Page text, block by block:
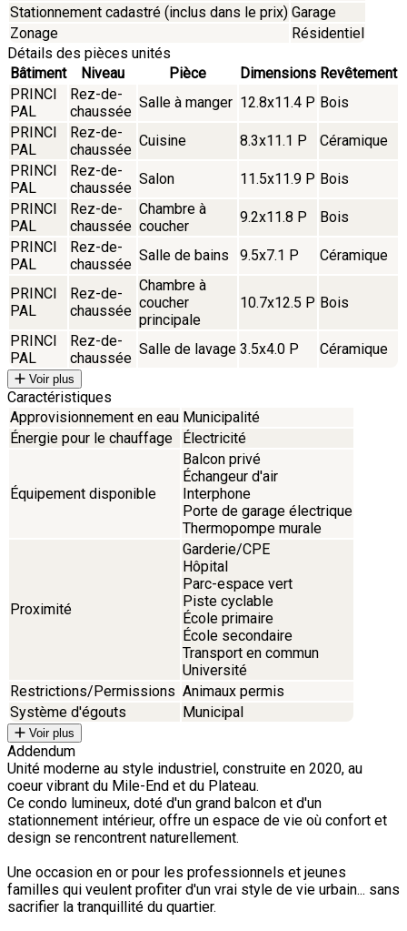
Stationnement cadastré (inclus dans le prix) Garage
Zonage
Résidentiel
Détails des pièces unités
Bâtiment
Niveau Pièce Dimensions Revêtement
PRINCI
PAL
Rez-de-
chaussée
Salle à manger 12.8x11.4 P Bois
PRINCI
PAL
Rez-de-
chaussée
Cuisine 8.3x11.1 P
Céramique
PRINCI
PAL
Rez-de-
chaussée
Salon 11.5x11.9 P Bois
PRINCI
PAL
Rez-de-
chaussée
Chambre à
coucher
9.2x11.8 P
Bois
PRINCI
PAL
Rez-de-
chaussée
Salle de bains 9.5x7.1 P Céramique
PRINCI
PAL
Rez-de-
chaussée
Chambre à
coucher
principale
10.7x12.5 P Bois
PRINCI
PAL
Rez-de-
chaussée
Salle de lavage 3.5x4.0 P Céramique
Voir plus
Caractéristiques
Approvisionnement en eau Municipalité
Énergie pour le chauffage
Électricité
Équipement disponible
Balcon privé
Échangeur d'air
Interphone
Porte de garage électrique
Thermopompe murale
Proximité
Garderie/CPE
Hôpital
Parc-espace vert
Piste cyclable
École primaire
École secondaire
Transport en commun
Université
Restrictions/Permissions Animaux permis
Système d'égouts
Municipal
Voir plus
Addendum
Unité moderne au style industriel, construite en 2020, au
coeur vibrant du Mile-End et du Plateau.
Ce condo lumineux, doté d'un grand balcon et d'un
stationnement intérieur, offre un espace de vie où confort et
design se rencontrent naturellement.
Une occasion en or pour les professionnels et jeunes
familles qui veulent profiter d'un vrai style de vie urbain... sans
sacrifier la tranquillité du quartier.